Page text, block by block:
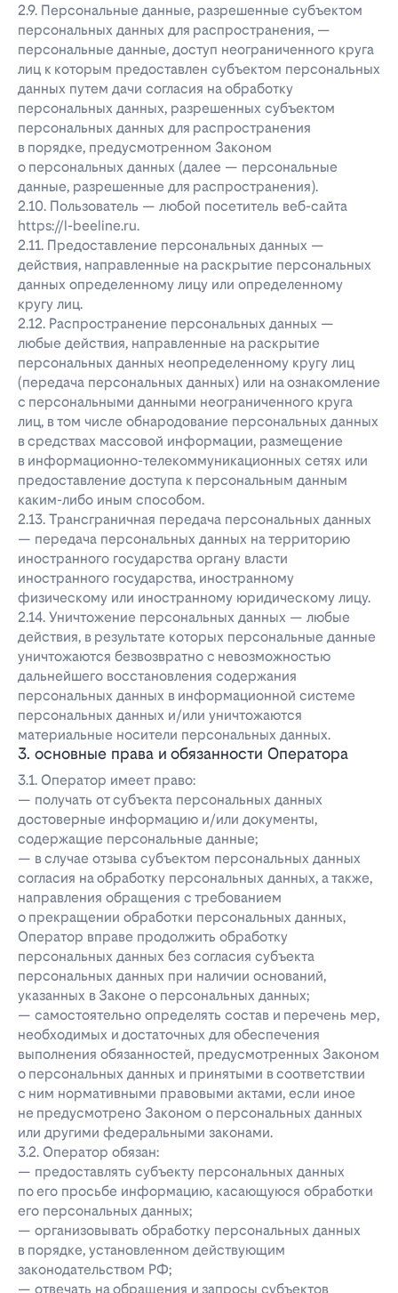
2.9. Персональные данные, разрешенные субъектом
персональных данных для распространения, —
персональные данные, доступ неограниченного круга
лиц к которым предоставлен субъектом персональных
данных путем дачи согласия на обработку
персональных данных, разрешенных субъектом
персональных данных для распространения
в порядке, предусмотренном Законом
о персональных данных (далее — персональные
данные, разрешенные для распространения).
2.10. Пользователь — любой посетитель веб-сайта
https://l-beeline.ru.
2.11. Предоставление персональных данных —
действия, направленные на раскрытие персональных
данных определенному лицу или определенному
кругу лиц.
2.12. Распространение персональных данных —
любые действия, направленные на раскрытие
персональных данных неопределенному кругу лиц
(передача персональных данных) или на ознакомление
с персональными данными неограниченного круга
лиц, в том числе обнародование персональных данных
в средствах массовой информации, размещение
в информационно-телекоммуникационных сетях или
предоставление доступа к персональным данным
каким-либо иным способом.
2.13. Трансграничная передача персональных данных
— передача персональных данных на территорию
иностранного государства органу власти
иностранного государства, иностранному
физическому или иностранному юридическому лицу.
2.14. Уничтожение персональных данных — любые
действия, в результате которых персональные данные
уничтожаются безвозвратно с невозможностью
дальнейшего восстановления содержания
персональных данных в информационной системе
персональных данных и/или уничтожаются
материальные носители персональных данных.
3. основные права и обязанности Оператора
3.1. Оператор имеет право:
— получать от субъекта персональных данных
достоверные информацию и/или документы,
содержащие персональные данные;
— в случае отзыва субъектом персональных данных
согласия на обработку персональных данных, а также,
направления обращения с требованием
о прекращении обработки персональных данных,
Оператор вправе продолжить обработку
персональных данных без согласия субъекта
персональных данных при наличии оснований,
указанных в Законе о персональных данных;
— самостоятельно определять состав и перечень мер,
необходимых и достаточных для обеспечения
выполнения обязанностей, предусмотренных Законом
о персональных данных и принятыми в соответствии
с ним нормативными правовыми актами, если иное
не предусмотрено Законом о персональных данных
или другими федеральными законами.
3.2. Оператор обязан:
— предоставлять субъекту персональных данных
по его просьбе информацию, касающуюся обработки
его персональных данных;
— организовывать обработку персональных данных
в порядке, установленном действующим
законодательством РФ;
— отвечать на обращения и запросы субъектов